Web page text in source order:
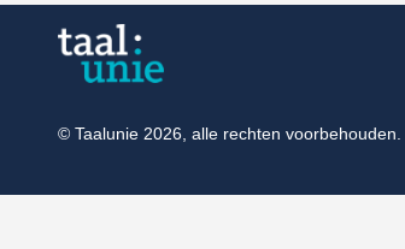
© Taalunie 2026, alle rechten voorbehouden.